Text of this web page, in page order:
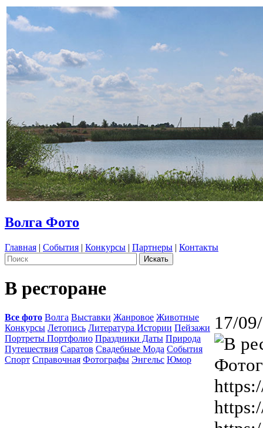
Волга Фото
Главная | События | Конкурсы | Партнеры | Контакты
В ресторане
Все фото Волга Выставки Жанровое Животные
Конкурсы Летопись Литература Истории Пейзажи
Портреты Портфолио Праздники Даты Природа
Путешествия Саратов Свадебные Мода События
Спорт Справочная Фотографы Энгельс Юмор
17/